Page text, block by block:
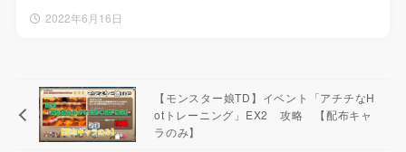
2022年6月16日
【モンスター娘TD】イベント「アチチなH
otトレーニング」EX2 攻略 【配布キャ
ラのみ】